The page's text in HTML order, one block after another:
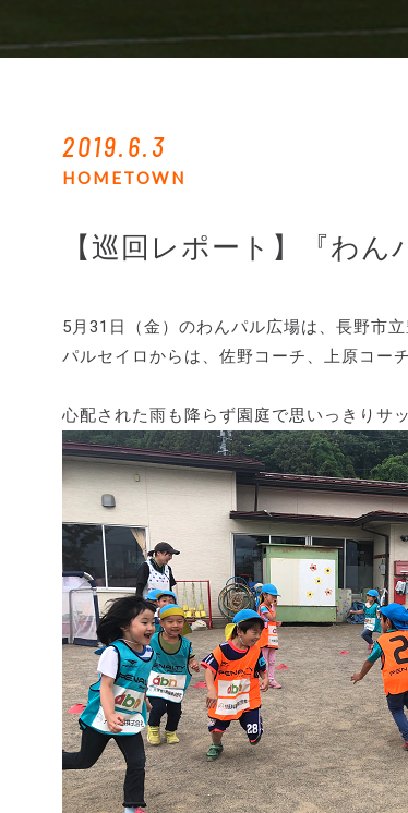
2019.6.3
HOMETOWN
【巡回レポート】『わん
5月31日（金）のわんパル広場は、長野市
パルセイロからは、佐野コーチ、上原コー
心配された雨も降らず園庭で思いっきりサ